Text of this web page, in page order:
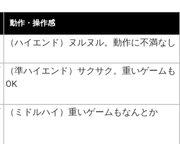
動作・操作感
（ハイエンド）ヌルヌル。動作に不満なし
（準ハイエンド）サクサク。重いゲームも
OK
（ミドルハイ）重いゲームもなんとか